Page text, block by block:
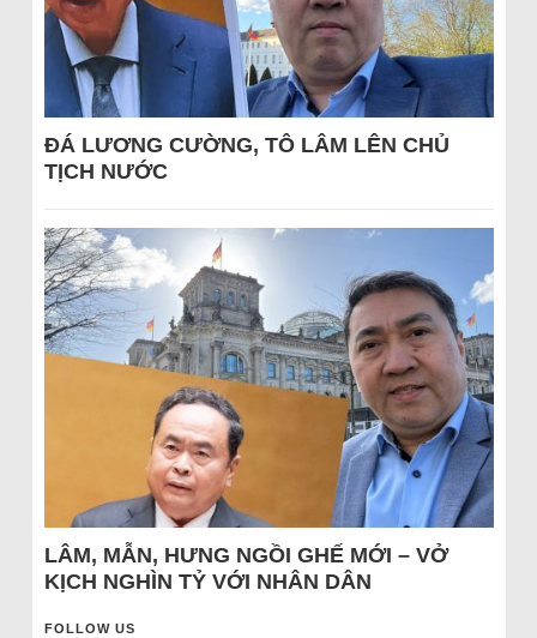
ĐÁ LƯƠNG CƯỜNG, TÔ LÂM LÊN CHỦ
TỊCH NƯỚC
LÂM, MẪN, HƯNG NGỒI GHẾ MỚI – VỞ
KỊCH NGHÌN TỶ VỚI NHÂN DÂN
FOLLOW US